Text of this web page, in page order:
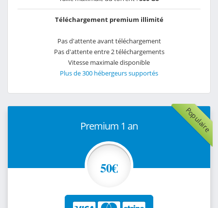
Téléchargement premium illimité
Pas d'attente avant téléchargement
Pas d'attente entre 2 téléchargements
Vitesse maximale disponible
Plus de 300 hébergeurs supportés
Populaire
Premium 1 an
50€